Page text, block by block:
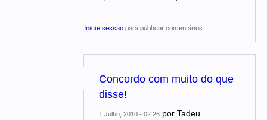
Inicie sessãopara publicar comentários
Concordo com muito do que
disse!
1 Julho, 2010 - 02:26 por Tadeu